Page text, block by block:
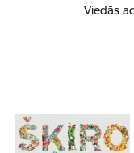
Viedās